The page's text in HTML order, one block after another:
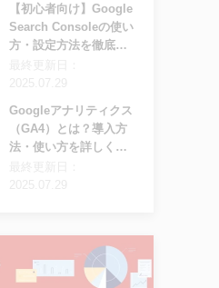
【初心者向け】Google
Search Consoleの使い
方・設定方法を徹底解
Googleアナリティクス
（GA4）とは？導入方
法・使い方を詳しく解